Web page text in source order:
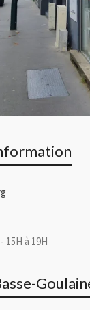
15H à 19H